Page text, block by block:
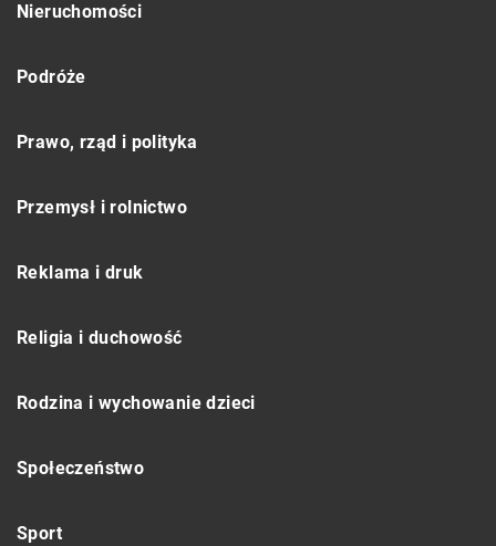
Nieruchomości
Podróże
Prawo, rząd i polityka
Przemysł i rolnictwo
Reklama i druk
Religia i duchowość
Rodzina i wychowanie dzieci
Społeczeństwo
Sport